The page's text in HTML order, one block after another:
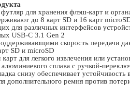
для хранения флэш-карт и
до 8 карт SD и 16 карт
для различных интерфейсов
USB-C 3.1 Gen 2
скорость передачи
SD и microSD
для легкого извлечения или
сплава с ручкой-
снизу обеспечивает устойчивость
дополнительного ремня против